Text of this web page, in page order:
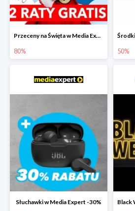
Przeceny na Święta w Media Expert do -80% i 2 raty gratis
80% 50%
Słuchawki w Media Expert -30%